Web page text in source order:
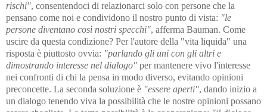
rischi", consentendoci di relazionarci solo con persone che la
pensano come noi e condividono il nostro punto di vista: "le
persone diventano così nostri specchi", afferma Bauman. Come
uscire da questa condizione? Per l'autore della "vita liquida" una
risposta è piuttosto ovvia: "parlando gli uni con gli altri e
dimostrando interesse nel dialogo" per mantenere vivo l'interesse
nei confronti di chi la pensa in modo diverso, evitando opinioni
preconcette. La seconda soluzione è "essere aperti", dando inizio a
un dialogo tenendo viva la possibilità che le nostre opinioni possano